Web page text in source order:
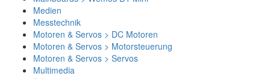
Medien
Messtechnik
Motoren & Servos > DC Motoren
Motoren & Servos > Motorsteuerung
Motoren & Servos > Servos
Multimedia